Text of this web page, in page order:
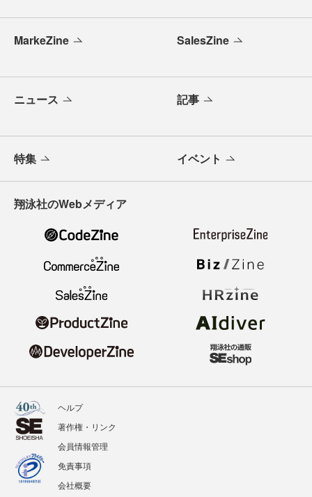
MarkeZine SalesZine
ニュース 記事
特集 イベント
翔泳社のWebメディア
ヘルプ
著作権・リンク
会員情報管理
免責事項
会社概要